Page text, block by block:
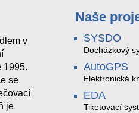
v
1995.
se
je
Naše
SYSDO
Docházkový
AutoGPS
Elektronická
EDA
Tiketovací